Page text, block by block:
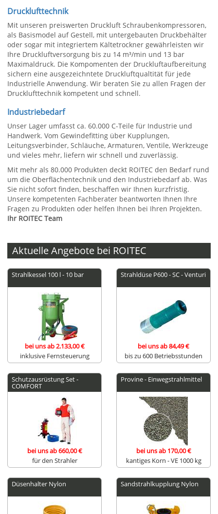
Drucklufttechnik
Mit unseren preiswerten Druckluft Schraubenkompressoren,
als Basismodel auf Gestell, mit untergebauten Druckbehälter
oder sogar mit integriertem Kältetrockner gewährleisten wir
Ihre Druckluftversorgung bis zu 14 m³/min und 13 bar
Maximaldruck. Die Kompomenten der Druckluftaufbereitung
sichern eine ausgezeichntete Druckluftqualtität für jede
Industrielle Anwendung. Wir beraten Sie zu allen Fragen der
Drucklufttechnik kompetent und schnell.
Industriebedarf
Unser Lager umfasst ca. 60.000 C-Teile für Industrie und
Handwerk. Vom Gewindefitting über Kupplungen,
Leitungsverbinder, Schläuche, Armaturen, Ventile, Werkzeuge
und vieles mehr, liefern wir schnell und zuverlässig.
Mit mehr als 80.000 Produkten deckt ROITEC den Bedarf rund
um die Oberflächentechnik und den Industriebedarf ab. Was
Sie nicht sofort finden, beschaffen wir Ihnen kurzfristig.
Unsere kompetenten Fachberater beantworten Ihnen Ihre
Fragen zu Produkten oder helfen Ihnen bei Ihren Projekten.
Ihr ROITEC Team
Aktuelle Angebote bei ROITEC
Strahlkessel 100 l - 10 bar
bei uns ab 2.133,00 €
inklusive Fernsteuerung
Strahldüse P600 - SC - Venturi
bei uns ab 84,49 €
bis zu 600 Betriebsstunden
Schutzausrüstung Set -
COMFORT
bei uns ab 660,00 €
für den Strahler
Provine - Einwegstrahlmittel
bei uns ab 170,00 €
kantiges Korn - VE 1000 kg
Düsenhalter Nylon Sandstrahlkupplung Nylon